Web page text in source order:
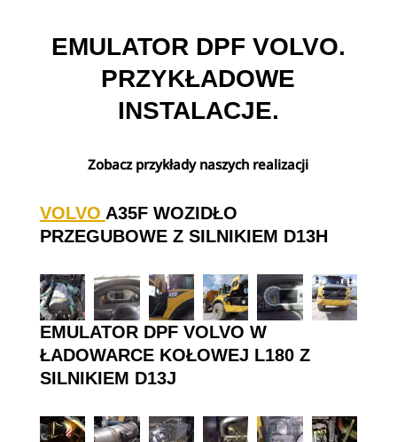
EMULATOR DPF VOLVO.
PRZYKŁADOWE
INSTALACJE.
Zobacz przykłady naszych realizacji
VOLVO A35F WOZIDŁO
PRZEGUBOWEZ SILNIKIEM D13H
EMULATOR DPF VOLVO W
ŁADOWARCE KOŁOWEJ L180 Z
SILNIKIEM D13J